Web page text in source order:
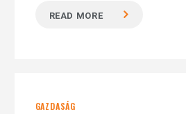
READ MORE
GAZDASÁG